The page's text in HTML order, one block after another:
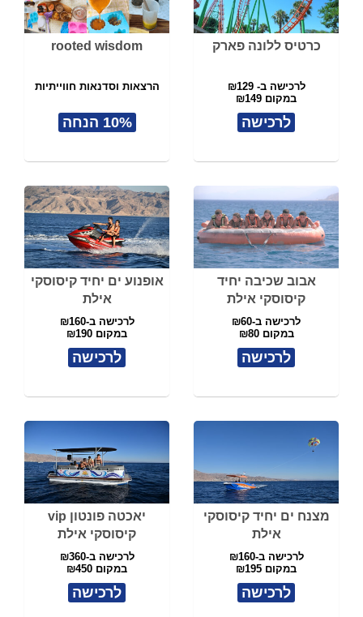
כרטיס ללונה פארק
לרכישה ב- ₪129
במקום ₪149
לרכישה
rooted wisdom
הרצאות וסדנאות חווייתיות
10% הנחה
אבוב שכיבה יחיד
קיסוסקי אילת
לרכישה ב-₪60
במקום ₪80
לרכישה
אופנוע ים יחיד קיסוסקי
אילת
לרכישה ב-₪160
במקום ₪190
לרכישה
מצנח ים יחיד קיסוסקי
אילת
לרכישה ב-₪160
במקום ₪195
לרכישה
יאכטה פונטון vip
קיסוסקי אילת
לרכישה ב-₪360
במקום ₪450
לרכישה